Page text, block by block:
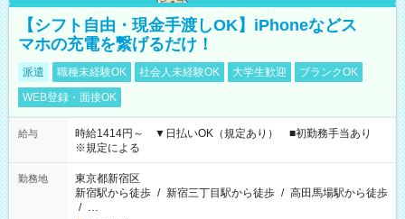
【シフト自由・現金手渡しOK】iPhoneなどス
マホの充電を繋げるだけ！
派遣 職種未経験OK 社会人未経験OK 大学生歓迎
ブランクOK
WEB登録・面接OK
給与
時給1414円～ ▼日払いOK（規定あり） ■初勤務手当あり
※規定による
勤務地
東京都新宿区
新宿駅から徒歩 / 新宿三丁目駅から徒歩 / 高田馬場駅から徒歩
/ …